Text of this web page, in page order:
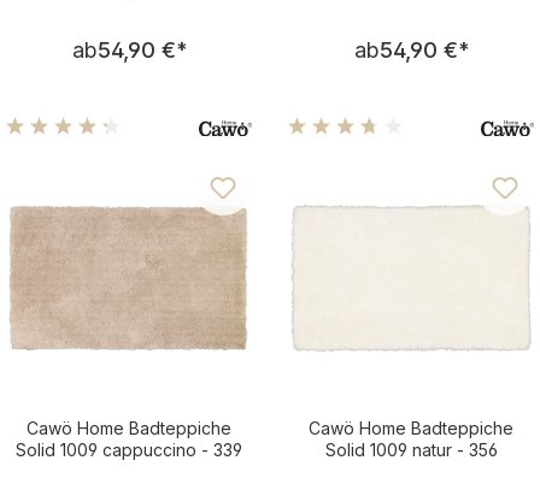
Regulärer Preis:
ab54,90 €* Regulärer
ab54,90 €*
Cawö Home Badteppiche
Solid 1009 cappuccino - 339
Cawö Home Badteppiche
Solid 1009 natur - 356